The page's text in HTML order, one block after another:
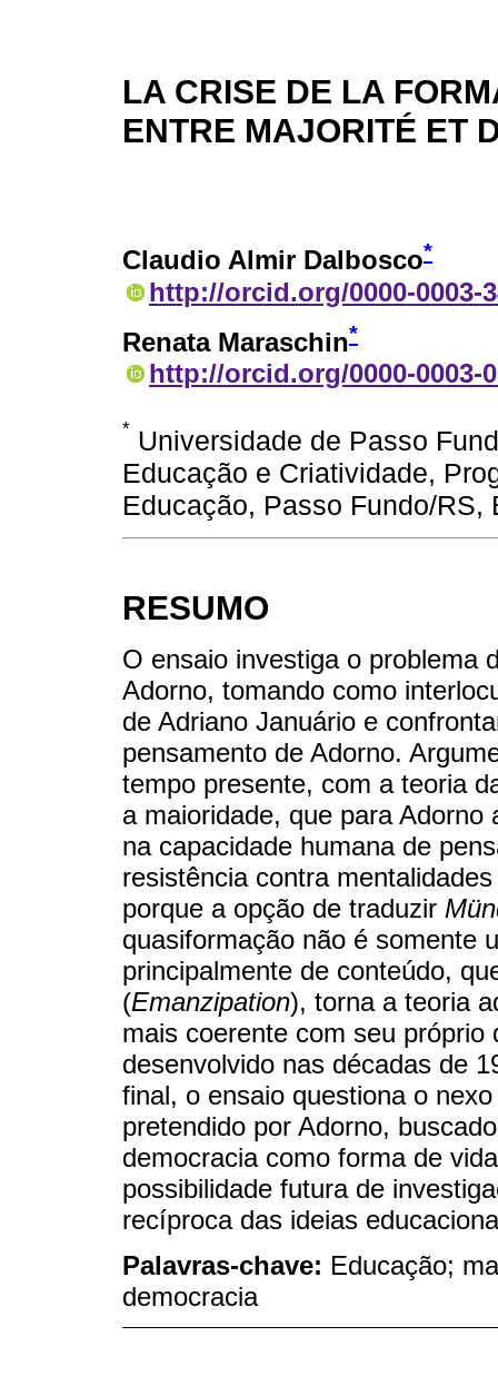
LA CRISE DE LA
ENTRE MAJORITÉ ET
Claudio Almir Dalbosco*
http://orcid.org/0000-0003-
Renata Maraschin*
http://orcid.org/0000-0003-
* Universidade de Passo
Educação e Criatividade,
Educação, Passo Fundo/RS,
RESUMO
O ensaio investiga o problema
Adorno, tomando como
de Adriano Januário e
pensamento de Adorno.
tempo presente, com a teoria
a maioridade, que para
na capacidade humana de
resistência contra
porque a opção de traduzir
quasiformação não é somente
principalmente de conteúdo,
(Emanzipation), torna a teoria
mais coerente com seu
desenvolvido nas décadas de
final, o ensaio questiona o
pretendido por Adorno,
democracia como forma de
possibilidade futura de
recíproca das ideias
Palavras-chave: Educação;
democracia